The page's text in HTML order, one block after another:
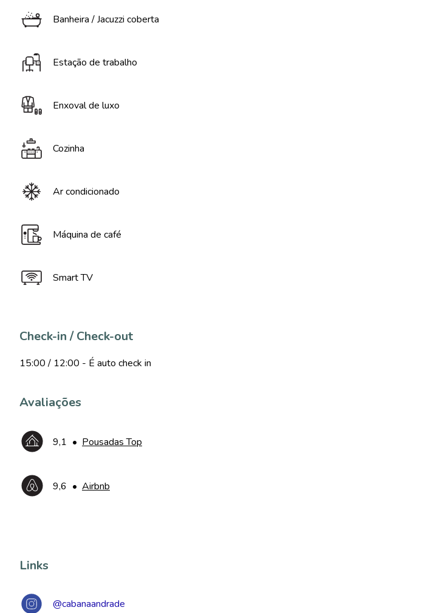
Banheira / Jacuzzi coberta
Estação de trabalho
Enxoval de luxo
Cozinha
Ar condicionado
Máquina de café
Smart TV
Check-in / Check-out
15:00 / 12:00 - É auto check in
Avaliações
9,1 • Pousadas Top
9,6 • Airbnb
Links
@cabanaandrade